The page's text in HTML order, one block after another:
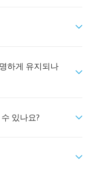
하게 유지되나
있나요?